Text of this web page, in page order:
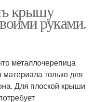
крышу
руками.
металлочерепица
материала только для
Для плоской крыши